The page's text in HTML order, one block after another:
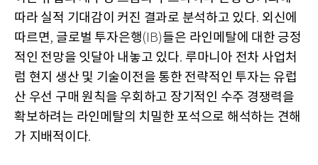
따라 실적 기대감이 커진 결과로 분석하고 있다. 외신에
따르면, 글로벌 투자은행(IB)들은 라인메탈에 대한 긍정
적인 전망을 잇달아 내놓고 있다. 루마니아 전차 사업처
럼 현지 생산 및 기술이전을 통한 전략적인 투자는 유럽
산 우선 구매 원칙을 우회하고 장기적인 수주 경쟁력을
확보하려는 라인메탈의 치밀한 포석으로 해석하는 견해
가 지배적이다.